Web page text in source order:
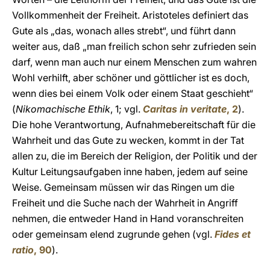
Vollkommenheit der Freiheit. Aristoteles definiert das
Gute als „das, wonach alles strebt“, und führt dann
weiter aus, daß „man freilich schon sehr zufrieden sein
darf, wenn man auch nur einem Menschen zum wahren
Wohl verhilft, aber schöner und göttlicher ist es doch,
wenn dies bei einem Volk oder einem Staat geschieht“
(Nikomachische Ethik, 1; vgl. Caritas in veritate, 2).
Die hohe Verantwortung, Aufnahmebereitschaft für die
Wahrheit und das Gute zu wecken, kommt in der Tat
allen zu, die im Bereich der Religion, der Politik und der
Kultur Leitungsaufgaben inne haben, jedem auf seine
Weise. Gemeinsam müssen wir das Ringen um die
Freiheit und die Suche nach der Wahrheit in Angriff
nehmen, die entweder Hand in Hand voranschreiten
oder gemeinsam elend zugrunde gehen (vgl. Fides et
ratio, 90).